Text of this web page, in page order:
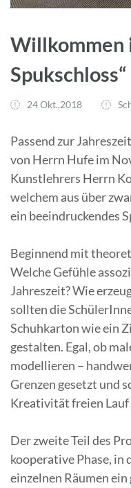
Willkommen
Spukschloss“
24 Okt.,2018
Passend zur
von Herrn Hufe im
Kunstlehrers Herrn
welchem aus über
ein beeindruckendes
Beginnend mit
Welche Gefühle
Jahreszeit? Wie
sollten die
Schuhkarton wie ein
gestalten. Egal, ob
modellieren –
Grenzen gesetzt und
Kreativität freien Lauf
Der zweite Teil des
kooperative Phase, in
einzelnen Räumen